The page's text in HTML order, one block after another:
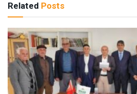
Related Posts